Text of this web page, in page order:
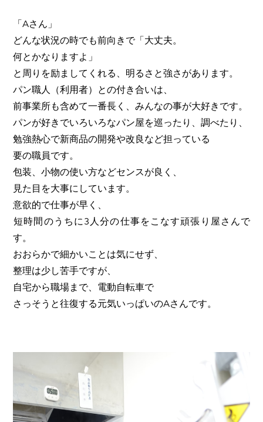
「Aさん」
どんな状況の時でも前向きで「大丈夫。
何とかなりますよ」
と周りを励ましてくれる、明るさと強さがあります。
パン職人（利用者）との付き合いは、
前事業所も含めて一番長く、みんなの事が大好きです。
パンが好きでいろいろなパン屋を巡ったり、調べたり、
勉強熱心で新商品の開発や改良など担っている
要の職員です。
包装、小物の使い方などセンスが良く、
見た目を大事にしています。
意欲的で仕事が早く、
​短時間のうちに3人分の仕事をこなす頑張り屋さんで
す。
おおらかで細かいことは気にせず、
整理は少し苦手ですが、
​自宅から職場まで、電動自転車で
さっそうと往復する元気いっぱいのAさんです。